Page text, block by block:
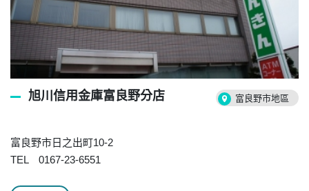
旭川信用金庫富良野分店 富良野市地區
富良野市日之出町10-2
TEL 0167-23-6551